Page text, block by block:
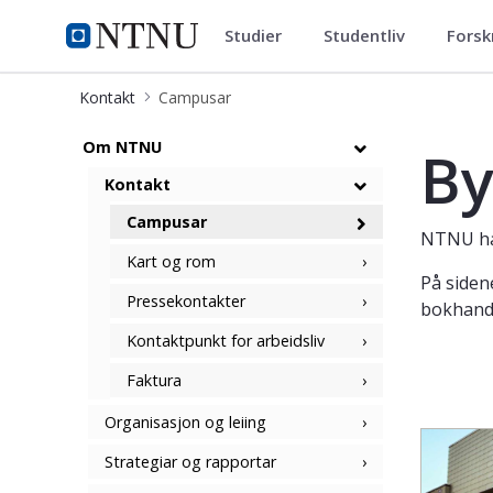
NTNU Hjemmeside
ntnu.no Studier Studentliv
Kontakt Campusar
Byer og campusar
Om NTNU
Kontakt
Campusar
Kart og rom
Pressekontakter
Kontaktpunkt for arbeidsliv
Faktura
Organisasjon og leiing
Strategiar og rapportar
NTNU
På